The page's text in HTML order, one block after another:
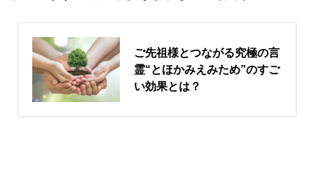
ご先祖様とつながる究極の言
霊“とほかみえみため”のすご
い効果とは？